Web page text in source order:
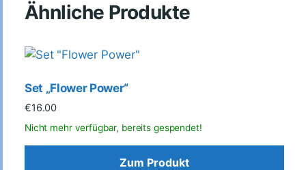
Ähnliche Produkte
Set „Flower Power“
€16.00
Zum Produkt